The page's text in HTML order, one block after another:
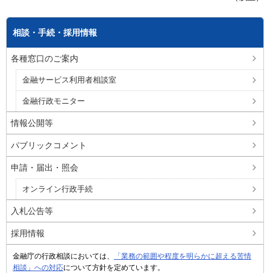
相談・手続・採用情報
各種窓口のご案内
金融サービス利用者相談室
金融行政モニター
情報公開等
パブリックコメント
申請・届出・照会
オンライン行政手続
入札公告等
採用情報
金融庁の行政相談においては、
「業務の範囲や程度を明らかに超える苦情
相談」への対応について方針を定めています。